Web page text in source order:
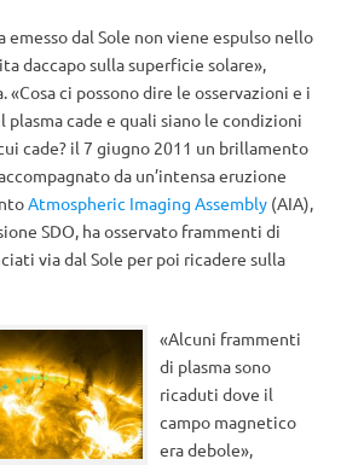
emesso dal Sole non viene espulso nello
daccapo sulla superficie solare»,
«Cosa ci possono dire le osservazioni e i
plasma cade e quali siano le condizioni
cade? il 7 giugno 2011 un brillamento
da un’intensa eruzione
Atmospheric Imaging Assembly (AIA),
SDO, ha osservato frammenti di
via dal Sole per poi ricadere sulla
«Alcuni frammenti
di plasma sono
ricaduti dove il
campo magnetico
era debole»,